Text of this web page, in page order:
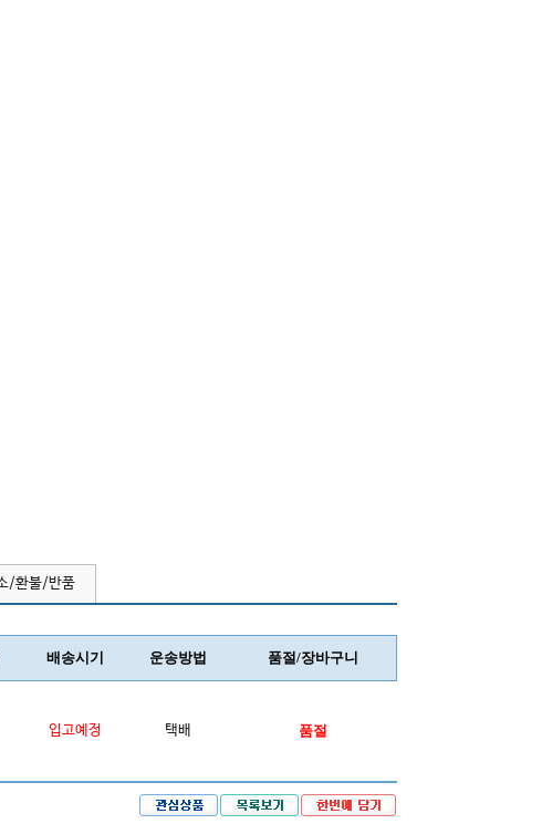
/환불/반품
배송시기 운송방법 품절/장바구니
입고예정 택배 품절